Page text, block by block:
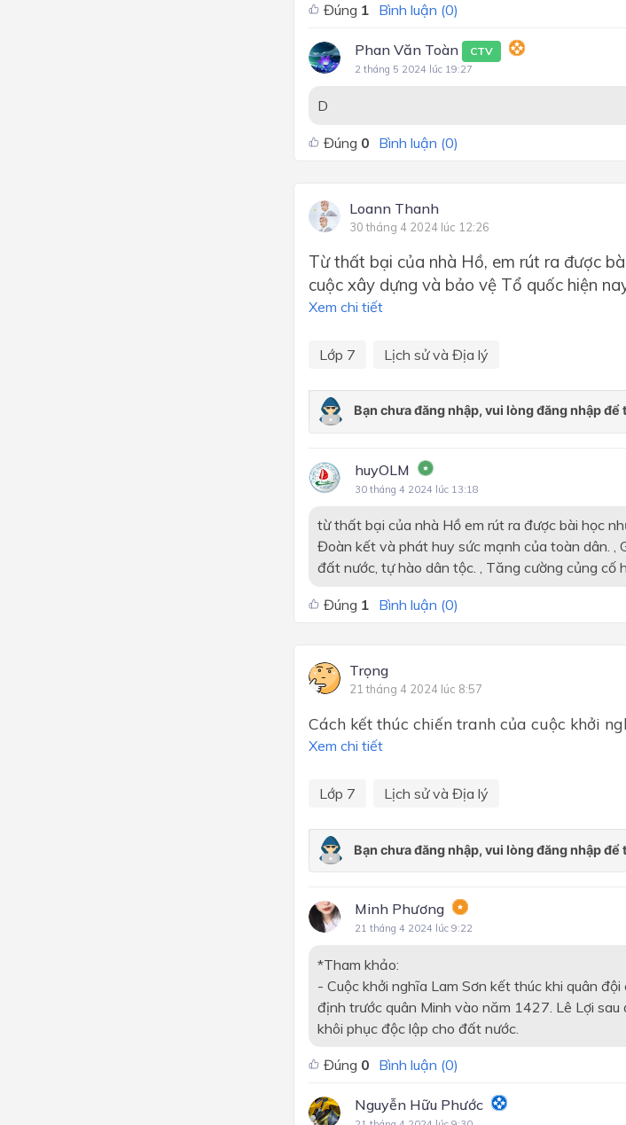
Đúng 1 Bình luận (0)
Phan Văn Toàn CTV
2 tháng 5 2024 lúc 19:27
D
Đúng 0 Bình luận (0)
Loann Thanh
30 tháng 4 2024 lúc 12:26
Từ thất bại của nhà Hồ, em rút ra được
cuộc xây dựng và bảo vệ Tổ quốc hiện
Xem chi tiết
Lớp 7 Lịch sử và Địa lý
huyOLM
30 tháng 4 2024 lúc 13:18
từ thất bại của nhà Hồ em rút ra được bài học
Đoàn kết và phát huy sức mạnh của toàn dân. ,
đất nước, tự hào dân tộc. , Tăng cường củng cố
Đúng 1 Bình luận (0)
Trọng
21 tháng 4 2024 lúc 8:57
Cách kết thúc chiến tranh của cuộc khởi
Xem chi tiết
Lớp 7 Lịch sử và Địa lý
Minh Phương
21 tháng 4 2024 lúc 9:22
*Tham khảo:
- Cuộc khởi nghĩa Lam Sơn kết thúc khi quân
định trước quân Minh vào năm 1427. Lê Lợi
khôi phục độc lập cho đất nước.
Đúng 0 Bình luận (0)
Nguyễn Hữu Phước